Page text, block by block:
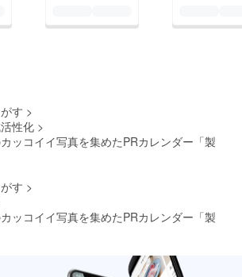
す >
性化 >
ッコイイ写真を集めたPRカレンダー「製
す >
ッコイイ写真を集めたPRカレンダー「製